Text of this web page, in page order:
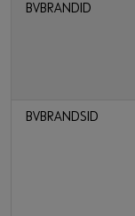
BVBRANDID
BVBRANDSID